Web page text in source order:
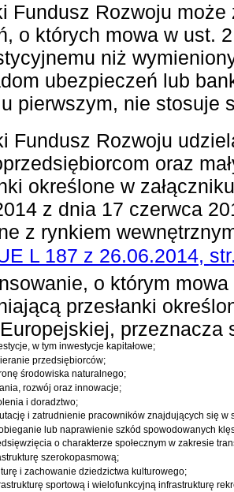
Fundusz Rozwoju
o których mowa w ust.
niż
ubezpieczeń lub
pierwszym, nie stosuje
Fundusz Rozwoju
oraz
określone w
z dnia 17 czerwca
z rynkiem
L 187 z 26.06.2014,
o którym
przesłanki
przeznacza
w tym inwestycje kapitałowe;
przedsiębiorców;
środowiska naturalnego;
rozwój oraz innowacje;
i doradztwo;
i zatrudnienie pracowników znajdujących się
lub naprawienie szkód spowodowanych
o charakterze społecznym w zakresie
szerokopasmową;
i zachowanie dziedzictwa kulturowego;
sportową i wielofunkcyjną infrastrukturę